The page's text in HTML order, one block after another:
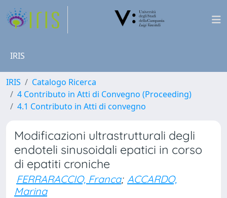
IRIS
IRIS
Catalogo Ricerca
4 Contributo in Atti di Convegno (Proceeding)
4.1 Contributo in Atti di convegno
Modificazioni ultrastrutturali degli
endoteli sinusoidali epatici in corso
di epatiti croniche
FERRARACCIO, Franca; ACCARDO,
Marina